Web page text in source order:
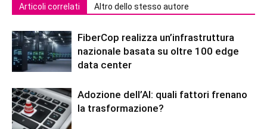
Articoli correlati Altro dello stesso autore
FiberCop realizza un’infrastruttura
nazionale basata su oltre 100 edge
data center
Adozione dell’AI: quali fattori frenano
la trasformazione?